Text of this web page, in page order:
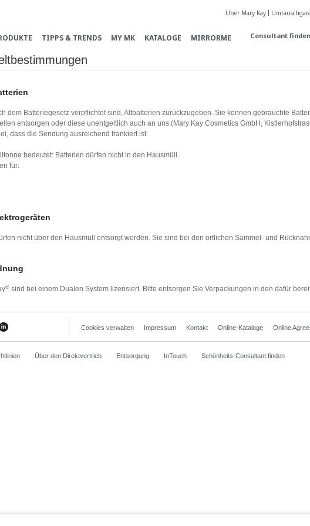
TIPPS & TRENDS MY MK KATALOGE MIRRORME
Über Mary Kay
Consultant finden
dem Batteriegesetz verpflichtet sind, Altbatterien zurückzugeben. Sie können gebrauchte
entsorgen oder diese unentgeltlich auch an uns (Mary Kay Cosmetics GmbH,
dass die Sendung ausreichend frankiert ist.
bedeutet: Batterien dürfen nicht in den Hausmüll.
für:
nicht über den Hausmüll entsorgt werden. Sie sind bei den örtlichen Sammel- und
®sind bei einem Dualen System lizensiert. Bitte entsorgen Sie Verpackungen in den dafür
Cookies verwalten Impressum Kontakt Online-Kataloge Online
Über den Direktvertrieb Entsorgung InTouch Schönheits-Consultant finden